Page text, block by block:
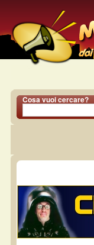
Cosa vuoi cercare?